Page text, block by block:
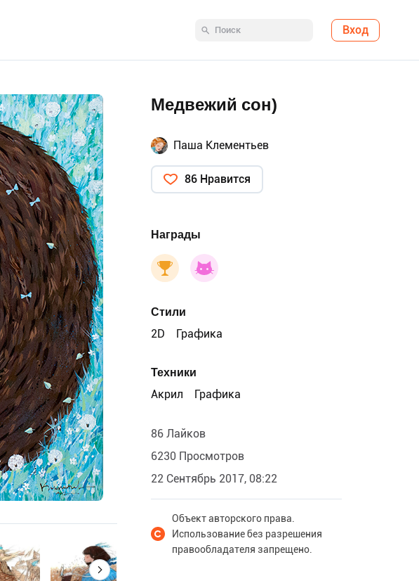
Вход
Медвежий сон)
Паша Клементьев
86 Нравится
Награды
Стили
2D
Графика
Техники
Акрил
Графика
86 Лайков
6230 Просмотров
22 Сентябрь 2017, 08:22
Объект авторского права.
Использование без разрешения
правообладателя запрещено.